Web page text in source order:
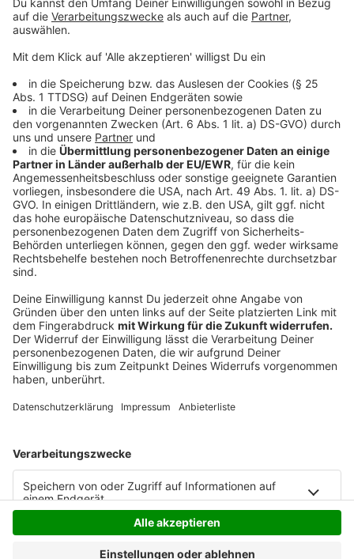
Anzeige
Ein weiterer Kritikpunkt der Piloten: Nach der
angedachten neuen Regelung müsste einer der
Piloten in einer auftretenden Krisensituation unter
Umständen geweckt werden, weil er pausiert. Und das
wäre ein Problem. "Wenn sie nachts mal aus dem
Tiefschlaf gerissen werden und innerhalb von
Sekunden eine komplexe Problemsituation dargestellt
bekommen, ist man auch nicht von jetzt auf gleich auf
100 Prozent seiner Leistungsfähigkeit, sondern
braucht einfach einen gewissen Zeitraum, bis man
wach wird. Diese Verzögerung, die man in diesem
Konzept dann dadurch hervorruft, das ist einer der
Faktoren, die wir kritisieren und die wir derzeit einfach
noch nicht in diesem vorgestellten Konzept als
Anzeige